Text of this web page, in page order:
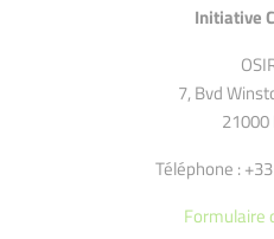
Initiative
7, Bvd
21000
Téléphone :
Formulaire